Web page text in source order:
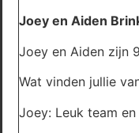
Joey en Aiden
Joey en Aiden zijn
Wat vinden jullie
Joey: Leuk team